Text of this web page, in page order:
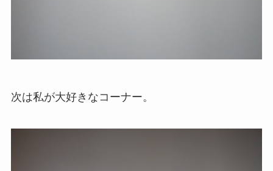
次は私が大好きなコーナー。